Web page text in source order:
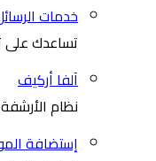
خدمات
تساعدك على
آلفا أركيف
نظام
إستضافة